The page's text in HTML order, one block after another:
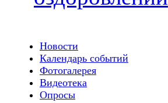
Новости
Календарь событий
Фотогалерея
Видеотека
Опросы